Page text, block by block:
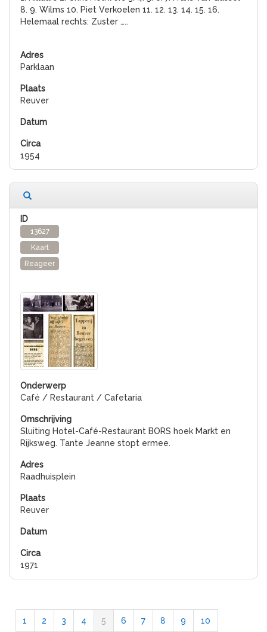
8. 9. Wilms 10. Piet Verkoelen 11. 12. 13. 14. 15. 16.
Helemaal rechts: Zuster …..
Parklaan
Reuver
1954
13627
Kaart
Reageer
Café / Restaurant / Cafetaria
Sluiting Hotel-Café-Restaurant BORS hoek Markt en
Rijksweg. Tante Jeanne stopt ermee.
Raadhuisplein
Reuver
1971
1 2 3 4 5 6 7 8 9 10